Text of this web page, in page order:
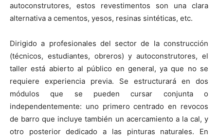
autoconstrutores, estos revestimentos son una clara
alternativa a cementos, yesos, resinas sintéticas, etc.
Dirigido a profesionales del sector de la construcción
(técnicos, estudiantes, obreros) y autoconstrutores, el
taller está abierto al público en general, ya que no se
requiere experiencia previa. Se estructurará en dos
módulos que se pueden cursar conjunta o
independentemente: uno primero centrado en revocos
de barro que incluye también un acercamiento a la cal, y
otro posterior dedicado a las pinturas naturales. En